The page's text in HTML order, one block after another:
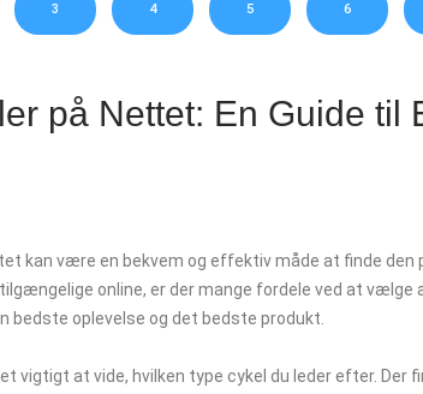
3 4 5 6
på Nettet: En Guide til
kan være en bekvem og effektiv måde at finde den
online, er der mange fordele ved at vælge
bedste oplevelse og det bedste produkt.
vigtigt at vide, hvilken type cykel du leder efter. Der